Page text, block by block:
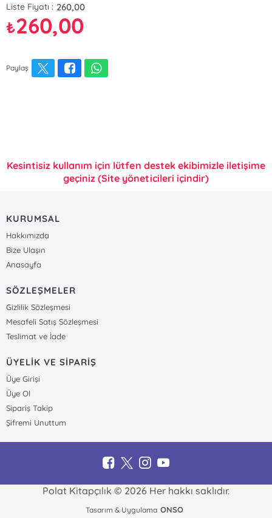
Liste Fiyatı : 260,00
₺260,00
Paylaş
Kesintisiz kullanım için lütfen destek ekibimizle iletişime
geçiniz (Site yöneticileri içindir)
KURUMSAL
Hakkımızda
Bize Ulaşın
Anasayfa
SÖZLEŞMELER
Gizlilik Sözleşmesi
Mesafeli Satış Sözleşmesi
Teslimat ve İade
ÜYELİK VE SİPARİŞ
Üye Girişi
Üye Ol
Sipariş Takip
Şifremi Unuttum
Polat Kitapçılık © 2026 Her hakkı saklıdır.
Tasarım & Uygulama ONSO